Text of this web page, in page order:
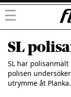
☰
SL
SL har
polisen
utrymme åt